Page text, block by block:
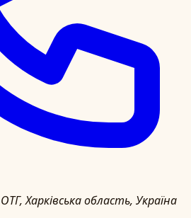
Харківська область, Україна